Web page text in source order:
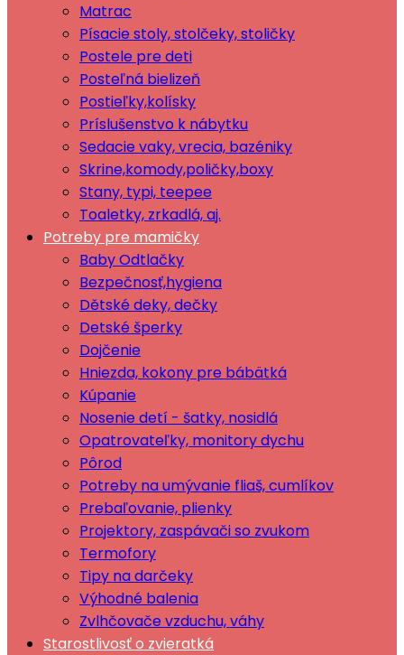
Matrac
Písacie stoly, stolčeky, stoličky
Postele pre deti
Posteľná bielizeň
Postieľky,kolísky
Príslušenstvo k nábytku
Sedacie vaky, vrecia, bazéniky
Skrine,komody,poličky,boxy
Stany, typi, teepee
Toaletky, zrkadlá, aj.
Potreby pre mamičky
Baby Odtlačky
Bezpečnosť,hygiena
Dětské deky, dečky
Detské šperky
Dojčenie
Hniezda, kokony pre bábätká
Kúpanie
Nosenie detí - šatky, nosidlá
Opatrovateľky, monitory dychu
Pôrod
Potreby na umývanie fliaš, cumlíkov
Prebaľovanie, plienky
Projektory, zaspávači so zvukom
Termofory
Tipy na darčeky
Výhodné balenia
Zvlhčovače vzduchu, váhy
Starostlivosť o zvieratká